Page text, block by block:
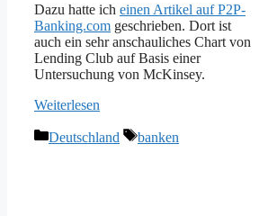
Dazu hatte ich einen Artikel auf P2P-
Banking.com geschrieben. Dort ist
auch ein sehr anschauliches Chart von
Lending Club auf Basis einer
Untersuchung von McKinsey.
Weiterlesen
Kategorien
Deutschland Schlagwörter
banken